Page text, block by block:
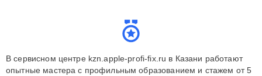
В сервисном центре kzn.apple-profi-fix.ru в Казани работают
опытные мастера с профильным образованием и стажем от 5